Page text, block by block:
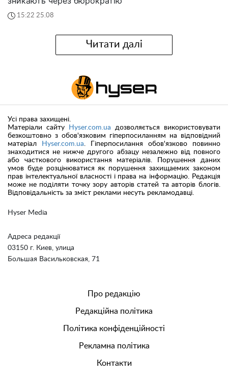
15:22 25.08
Читати далі
Hyser Media
Адреса редакції
03150 г. Киев, улица
Большая Васильковская, 71
Усі права захищені.
Матеріали сайту
Hyser.com.ua дозволяється використовувати
безкоштовно з обов'язковим гіперпосиланням на відповідний
матеріал
Hyser.com.ua . Гіперпосилання обов'язково повинно
знаходитися не нижче другого абзацу незалежно від повного
або часткового використання матеріалів. Порушення даних
умов буде розцінюватися як порушення захищаемих законом
прав інтелектуальної власності і права на інформацію. Редакція
може не поділяти точку зору авторів статей та авторів блогів.
Відповідальність за зміст реклами несуть рекламодавці.
Про редакцію
Редакційна політика
Політика конфіденційності
Рекламна політика
Контакти